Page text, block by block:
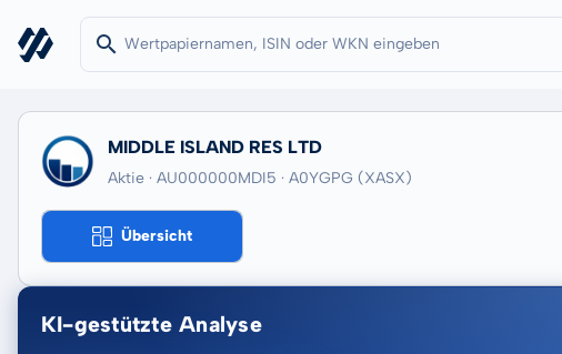
MIDDLE ISLAND RES LTD
Aktie · AU000000MDI5 · A0YGPG (XASX)
Übersicht
KI-gestützte Analyse